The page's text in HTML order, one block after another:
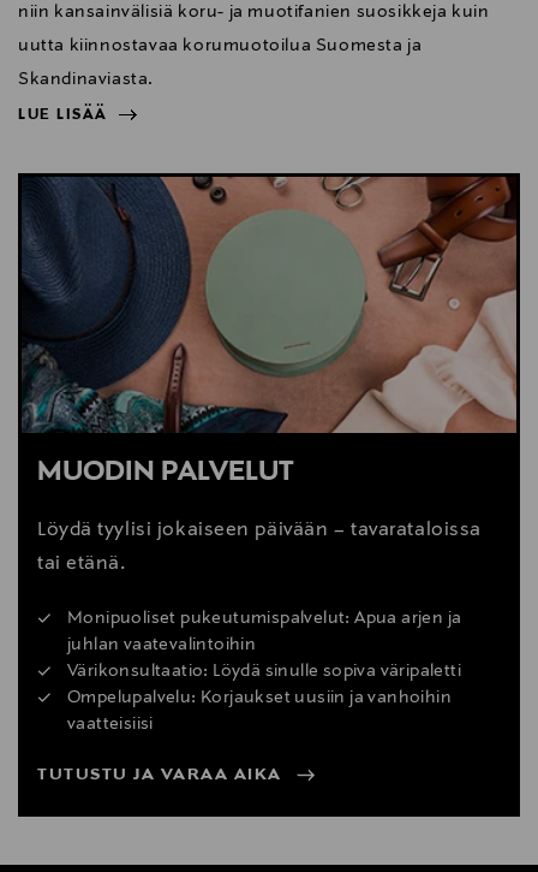
niin kansainvälisiä koru- ja muotifanien suosikkeja kuin
uutta kiinnostavaa korumuotoilua Suomesta ja
Skandinaviasta.
LUE LISÄÄ
LUE LISÄÄ
MUODIN PALVELUT
Löydä tyylisi jokaiseen päivään – tavarataloissa
tai etänä.
Monipuoliset pukeutumispalvelut: Apua arjen ja
juhlan vaatevalintoihin
Värikonsultaatio: Löydä sinulle sopiva väripaletti
Ompelupalvelu: Korjaukset uusiin ja vanhoihin
vaatteisiisi
TUTUSTU JA VARAA AIKA